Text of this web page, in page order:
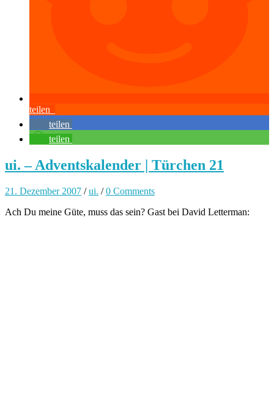
teilen
teilen
teilen
ui. – Adventskalender | Türchen 21
21. Dezember 2007 /ui. /0 Comments
Ach Du meine Güte, muss das sein? Gast bei David Letterman: